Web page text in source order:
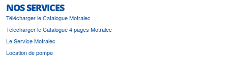
NOS SERVICES
Télécharger le Catalogue Motralec
Télécharger le Catalogue 4 pages Motralec
Le Service Motralec
Location de pompe